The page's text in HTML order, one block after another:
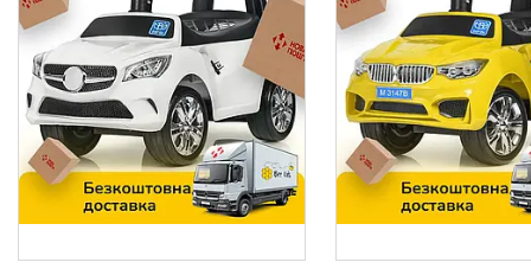
Країна виробник
Китай 172
Тип
Електромобіль 3
Машинка 113
Мотоцикл 32
Спецтехніка 11